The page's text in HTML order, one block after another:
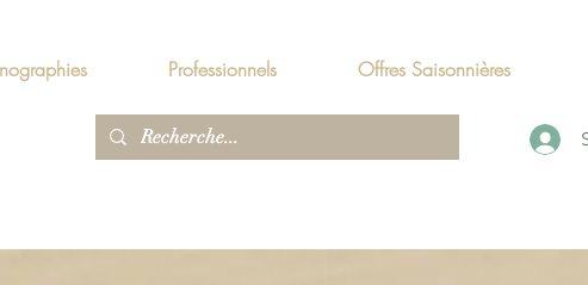
Professionnels Offres Saisonnières